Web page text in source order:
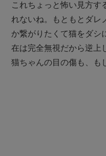
これちょっと怖い見方す
れないね。もともとダレ
か繋がりたくて猫をダシ
在は完全無視だから逆上
猫ちゃんの目の傷も、も